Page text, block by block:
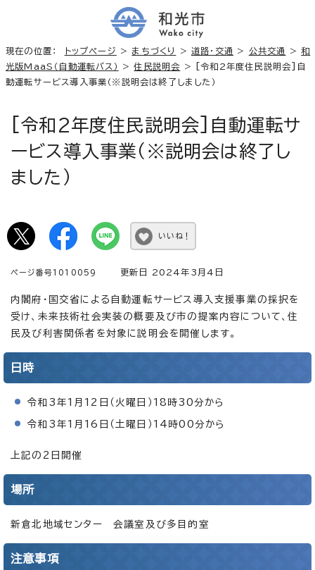
現在の位置： トップページ > まちづくり >道路・交通 > 公共交通 >和
光版MaaS（自動運転バス）
>住民説明会
> [令和2年度住民説明会]自
動運転サービス導入事業（※説明会は終了しました）
[令和2年度住民説明会]自動運転サ
ービス導入事業（※説明会は終了し
ました）
いいね！
ページ番号1010059 更新日 2024年3月4日
内閣府・国交省による自動運転サービス導入支援事業の採択を
受け、未来技術社会実装の概要及び市の提案内容について、住
民及び利害関係者を対象に説明会を開催します。
日時
令和3年1月12日（火曜日）18時30分から
令和3年1月16日（土曜日）14時00分から
上記の2日開催
場所
新倉北地域センター 会議室及び多目的室
注意事項